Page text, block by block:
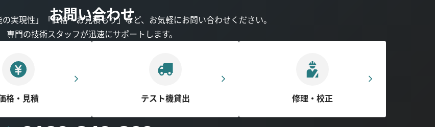
お問い合わせ
の実現性」「価格・お見積もり」など、お気軽にお問い合わせください。
専門の技術スタッフが迅速にサポートします。
格・見積 テスト機貸出 修理・校正